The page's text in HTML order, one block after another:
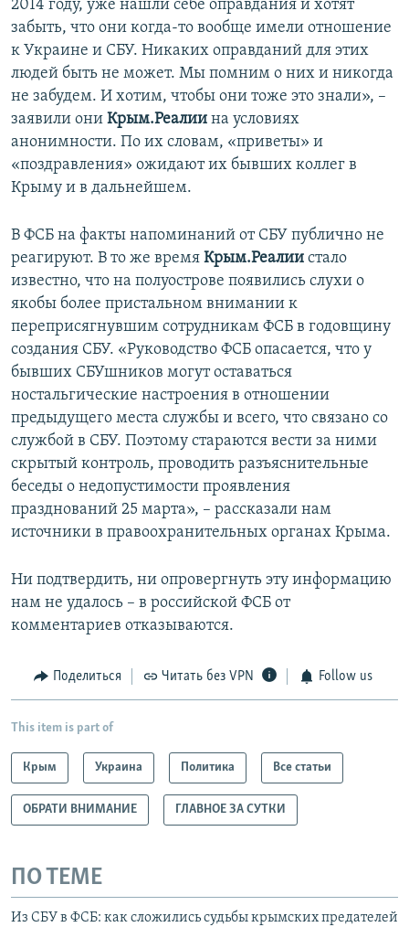
2014 году, уже нашли себе оправдания и хотят
забыть, что они когда-то вообще имели отношение
к Украине и СБУ. Никаких оправданий для этих
людей быть не может. Мы помним о них и никогда
не забудем. И хотим, чтобы они тоже это знали», –
заявили они Крым.Реалии на условиях
анонимности. По их словам, «приветы» и
«поздравления» ожидают их бывших коллег в
Крыму и в дальнейшем.
В ФСБ на факты напоминаний от СБУ публично не
реагируют. В то же время Крым.Реалии стало
известно, что на полуострове появились слухи о
якобы более пристальном внимании к
переприсягнувшим сотрудникам ФСБ в годовщину
создания СБУ. «Руководство ФСБ опасается, что у
бывших СБУшников могут оставаться
ностальгические настроения в отношении
предыдущего места службы и всего, что связано со
службой в СБУ. Поэтому стараются вести за ними
скрытый контроль, проводить разъяснительные
беседы о недопустимости проявления
празднований 25 марта», – рассказали нам
источники в правоохранительных органах Крыма.
Ни подтвердить, ни опровергнуть эту информацию
нам не удалось – в российской ФСБ от
комментариев отказываются.
Поделиться Читать без VPN Follow us
This item is part of
Крым Украина Политика Все статьи
ОБРАТИ ВНИМАНИЕ ГЛАВНОЕ ЗА СУТКИ
ПО ТЕМЕ
Из СБУ в ФСБ: как сложились судьбы крымских предателей